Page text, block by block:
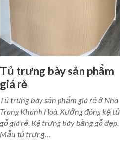
Tủ trưng bày sản phẩm
giá rẻ
Tủ trưng bày sản phẩm giá rẻ ở Nha
Trang Khánh Hoà. Xưởng đóng kệ tủ
gỗ giá rẻ. Kệ trưng bày bằng gỗ đẹp.
Mẫu tủ trưng…